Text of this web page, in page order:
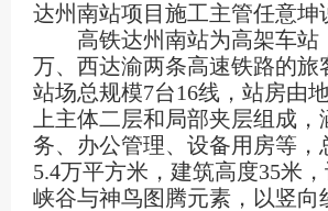
达州南站项目施工主管任意坤
高铁达州南站为高架车站
万、西达渝两条高速铁路的旅
站场总规模7台16线，站房由
上主体二层和局部夹层组成，
务、办公管理、设备用房等，
5.4万平方米，建筑高度35米
峡谷与神鸟图腾元素，以竖向